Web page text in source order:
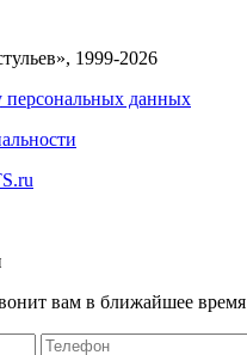
1999-2026
персональных данных
вам в ближайшее время